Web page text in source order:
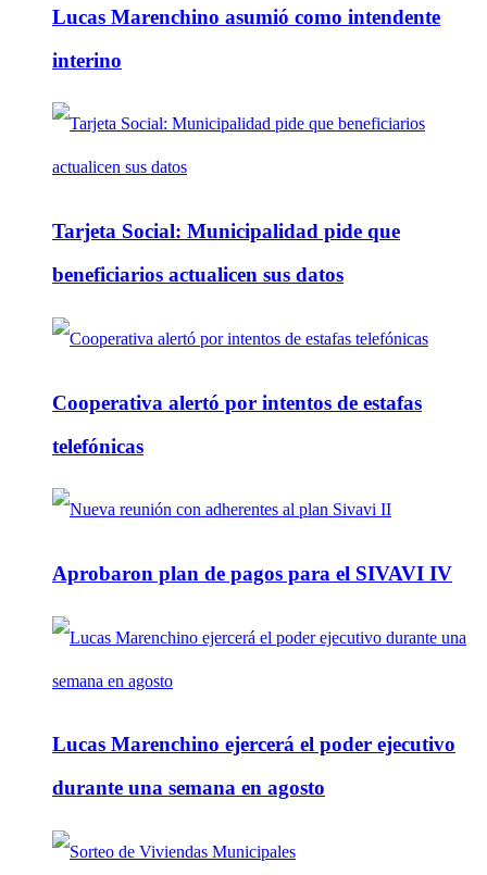
Lucas Marenchino asumió como intendente
interino
Tarjeta Social: Municipalidad pide que
beneficiarios actualicen sus datos
Cooperativa alertó por intentos de estafas
telefónicas
Aprobaron plan de pagos para el SIVAVI IV
Lucas Marenchino ejercerá el poder ejecutivo
durante una semana en agosto